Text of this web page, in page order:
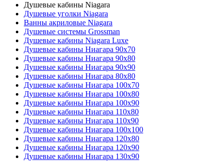
Душевые кабины Niagara
Душевые уголки Niagara
Ванны акриловые Niagara
Душевые системы Grossman
Душевые кабины Niagara Luxe
Душевые кабины Ниагара 90x70
Душевые кабины Ниагара 90x80
Душевые кабины Ниагара 90x90
Душевые кабины Ниагара 80x80
Душевые кабины Ниагара 100x70
Душевые кабины Ниагара 100x80
Душевые кабины Ниагара 100x90
Душевые кабины Ниагара 110x80
Душевые кабины Ниагара 110x90
Душевые кабины Ниагара 100x100
Душевые кабины Ниагара 120x80
Душевые кабины Ниагара 120x90
Душевые кабины Ниагара 130x90